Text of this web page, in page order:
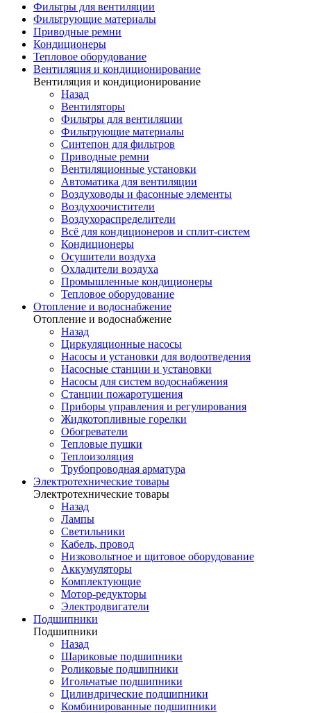
Фильтры для вентиляции
Фильтрующие материалы
Приводные ремни
Кондиционеры
Тепловое оборудование
Вентиляция и кондиционирование
Вентиляция и кондиционирование
Назад
Вентиляторы
Фильтры для вентиляции
Фильтрующие материалы
Синтепон для фильтров
Приводные ремни
Вентиляционные установки
Автоматика для вентиляции
Воздуховоды и фасонные элементы
Воздухоочистители
Воздухораспределители
Всё для кондиционеров и сплит-систем
Кондиционеры
Осушители воздуха
Охладители воздуха
Промышленные кондиционеры
Тепловое оборудование
Отопление и водоснабжение
Отопление и водоснабжение
Назад
Циркуляционные насосы
Насосы и установки для водоотведения
Насосные станции и установки
Насосы для систем водоснабжения
Станции пожаротушения
Приборы управления и регулирования
Жидкотопливные горелки
Обогреватели
Тепловые пушки
Теплоизоляция
Трубопроводная арматура
Электротехнические товары
Электротехнические товары
Назад
Лампы
Светильники
Кабель, провод
Низковольтное и щитовое оборудование
Аккумуляторы
Комплектующие
Мотор-редукторы
Электродвигатели
Подшипники
Подшипники
Назад
Шариковые подшипники
Роликовые подшипники
Игольчатые подшипники
Цилиндрические подшипники
Комбинированные подшипники